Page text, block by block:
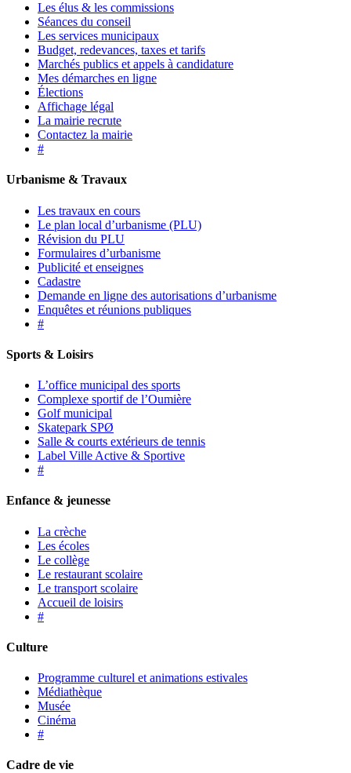
Les élus & les commissions
Séances du conseil
Les services municipaux
Budget, redevances, taxes et tarifs
Marchés publics et appels à candidature
Mes démarches en ligne
Élections
Affichage légal
La mairie recrute
Contactez la mairie
#
Urbanisme & Travaux
Les travaux en cours
Le plan local d’urbanisme (PLU)
Révision du PLU
Formulaires d’urbanisme
Publicité et enseignes
Cadastre
Demande en ligne des autorisations d’urbanisme
Enquêtes et réunions publiques
#
Sports & Loisirs
L’office municipal des sports
Complexe sportif de l’Oumière
Golf municipal
Skatepark SPØ
Salle & courts extérieurs de tennis
Label Ville Active & Sportive
#
Enfance & jeunesse
La crèche
Les écoles
Le collège
Le restaurant scolaire
Le transport scolaire
Accueil de loisirs
#
Culture
Programme culturel et animations estivales
Médiathèque
Musée
Cinéma
#
Cadre de vie